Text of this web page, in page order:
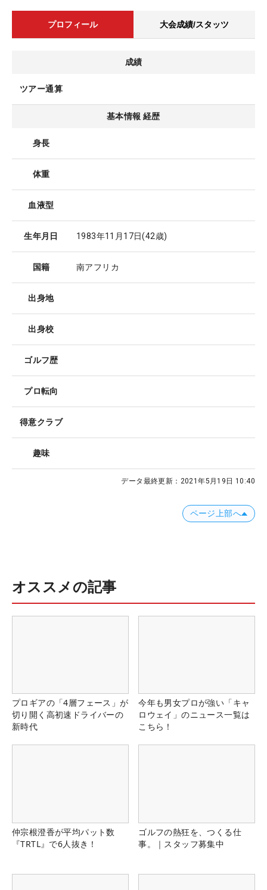
プロフィール 大会成績/スタッツ
成績
ツアー通算
基本情報 経歴
身長
体重
血液型
生年月日 1983年11月17日(42歳)
国籍 南アフリカ
出身地
出身校
ゴルフ歴
プロ転向
得意クラブ
趣味
データ最終更新： 2021年5月19日 10:40
ページ上部へ
オススメの記事
プロギアの「4層フェース」が
切り開く高初速ドライバーの
新時代
今年も男女プロが強い「キャ
ロウェイ」のニュース一覧は
こちら！
仲宗根澄香が平均パット数
『TRTL』で6人抜き！
ゴルフの熱狂を、つくる仕
事。｜スタッフ募集中